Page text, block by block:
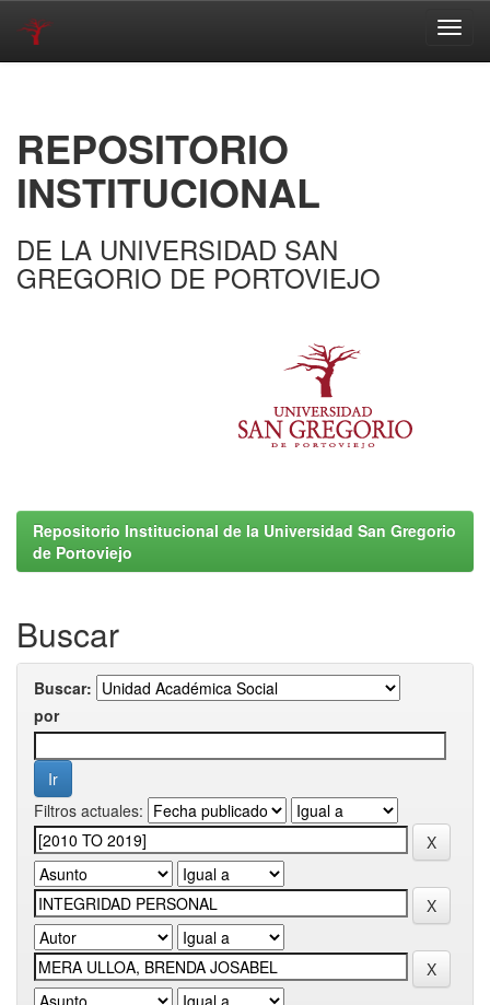
REPOSITORIO
INSTITUCIONAL
DE LA UNIVERSIDAD SAN
GREGORIO DE PORTOVIEJO
Repositorio Institucional de la Universidad San Gregorio
de Portoviejo
Buscar
Buscar:
por
Filtros actuales: